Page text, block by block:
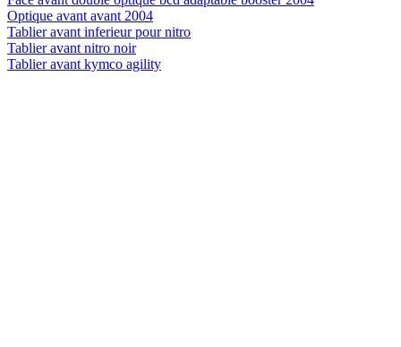
Optique avant avant 2004
Tablier avant inferieur pour nitro
Tablier avant nitro noir
Tablier avant kymco agility